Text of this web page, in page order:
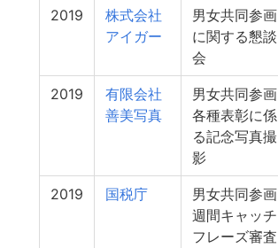
2019
株式会社
アイガー
男女共同参画
に関する懇談
会
2019
有限会社
善美写真
男女共同参画
各種表彰に係
る記念写真撮
影
2019 国税庁
男女共同参画
週間キャッチ
フレーズ審査